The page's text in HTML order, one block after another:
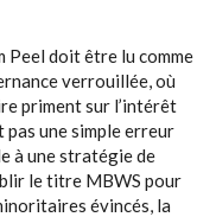
Peel doit être lu comme
verrouillée, où
priment sur l’intérêt
pas une simple erreur
à une stratégie de
le titre MBWS pour
évincés, la